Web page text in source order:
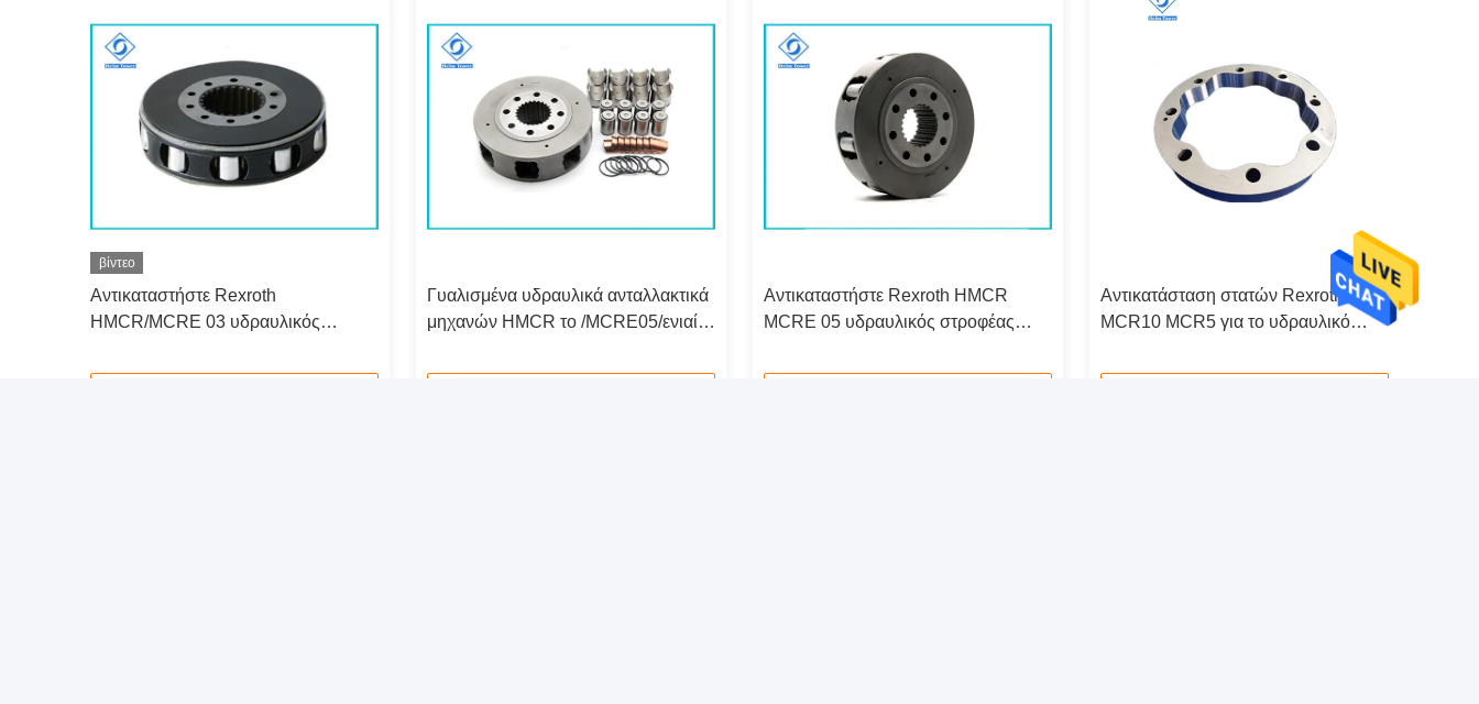
βίντεο
Αντικαταστήστε Rexroth
HMCR/MCRE 03 υδραυλικός
ανταλλακτικών μηχανών Rotory
Γυαλισμένα υδραυλικά ανταλλακτικά
μηχανών HMCR το /MCRE05/ενιαία
Αντικαταστήστε Rexroth HMCR
MCRE 05 υδραυλικός στροφέας
μηχανών Rotory
Αντικατάσταση στατών Rexroth
MCR10 MCR5 για το υδραυλικό